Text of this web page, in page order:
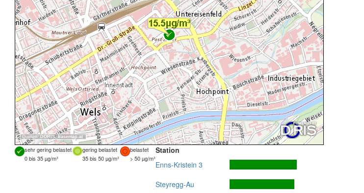
Quellen: DORIS, basemap.at
sehr gering belastet gering belastet
belastet
0 bis 35 µg/m³
35 bis 50 µg/m³ > 50 µg/m³
Station
Enns-Kristein 3
Steyregg-Au